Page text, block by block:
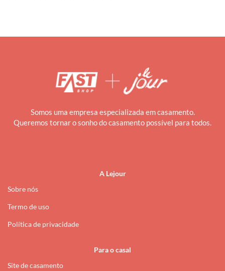
Somos uma empresa especializada em casamento.
Queremos tornar o sonho do casamento possível para todos.
A Lejour
Sobre nós
Termo de uso
Política de privacidade
Para o casal
Site de casamento